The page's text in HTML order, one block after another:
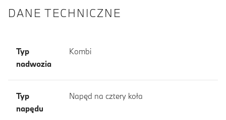
DANE TECHNICZNE
Typ
nadwozia
Kombi
Typ
napędu
Napęd na cztery koła